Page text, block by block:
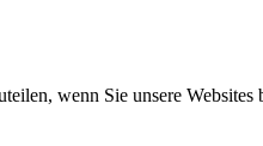
wenn Sie unsere